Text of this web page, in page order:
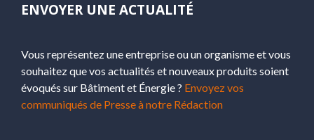
ENVOYER UNE ACTUALITÉ
Vous représentez une entreprise ou un organisme et vous
souhaitez que vos actualités et nouveaux produits soient
évoqués sur Bâtiment et Énergie ? Envoyez vos
communiqués de Presse à notre Rédaction